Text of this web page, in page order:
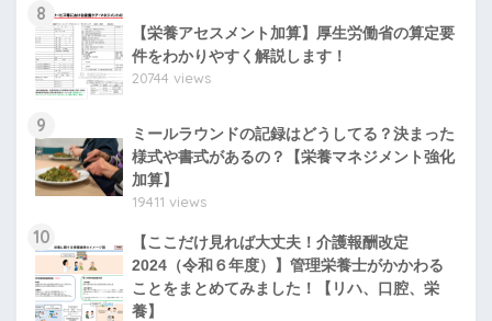
8
【栄養アセスメント加算】厚生労働省の算定要
件をわかりやすく解説します！
20744 views
9
ミールラウンドの記録はどうしてる？決まった
様式や書式があるの？【栄養マネジメント強化
加算】
19411 views
10
【ここだけ見れば大丈夫！介護報酬改定
2024（令和６年度）】管理栄養士がかかわる
ことをまとめてみました！【リハ、口腔、栄
養】